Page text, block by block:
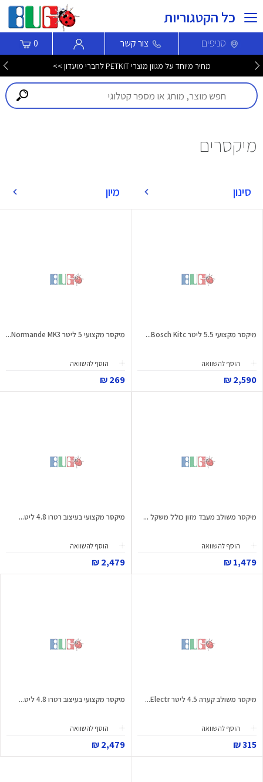
כל הקטגוריות
סניפים צור קשר 0
מחיר מיוחד על מגוון מוצרי PETKIT לחברי מועדון >>
מיקסרים
סינון מיון
מיקסר מקצועי 5.5 ליטר Bosch Kitc...
הוסף להשוואה
2,590 ₪
מיקסר מקצועי 5 ליטר Normande MK3...
הוסף להשוואה
269 ₪
מיקסר משולב מעבד מזון כולל משקל ...
הוסף להשוואה
1,479 ₪
מיקסר מקצועי בעיצוב רטרו 4.8 ליט...
הוסף להשוואה
2,479 ₪
מיקסר משולב קערה 4.5 ליטר Electr...
הוסף להשוואה
315 ₪
מיקסר מקצועי בעיצוב רטרו 4.8 ליט...
הוסף להשוואה
2,479 ₪